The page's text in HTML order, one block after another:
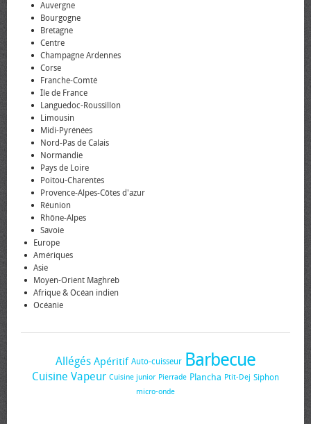
Auvergne
Bourgogne
Bretagne
Centre
Champagne Ardennes
Corse
Franche-Comté
Île de France
Languedoc-Roussillon
Limousin
Midi-Pyrénées
Nord-Pas de Calais
Normandie
Pays de Loire
Poitou-Charentes
Provence-Alpes-Côtes d'azur
Réunion
Rhône-Alpes
Savoie
Europe
Amériques
Asie
Moyen-Orient Maghreb
Afrique & Océan indien
Océanie
Allégés Apéritif Auto-cuisseur Barbecue
Cuisine Vapeur Cuisine junior Pierrade Plancha Ptit-Dej Siphon
micro-onde